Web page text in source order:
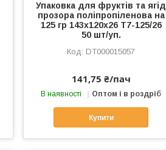
Упаковка для фруктів та ягід
прозора поліпропіленова на
125 гр 143х120х26 Т7-125/26
50 шт/уп.
DT000015057
141,75 ₴/пач
В наявності Оптом і в роздріб
Купити